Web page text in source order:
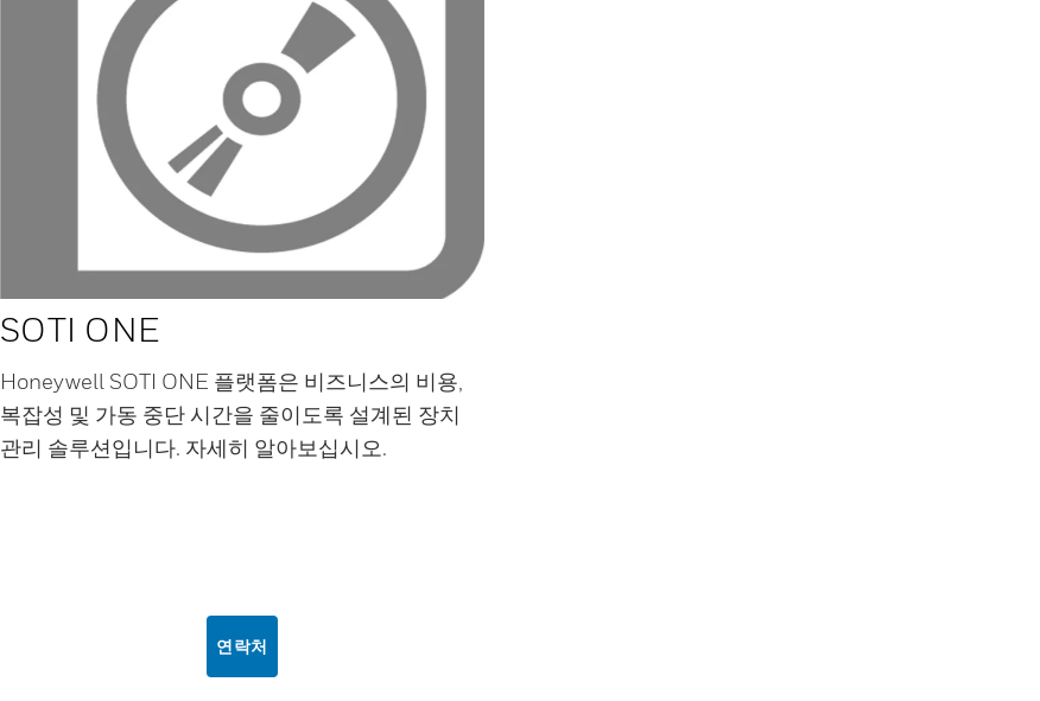
SOTI ONE
Honeywell SOTI ONE 플랫폼은 비즈니스의 비용,
복잡성 및 가동 중단 시간을 줄이도록 설계된 장치
관리 솔루션입니다. 자세히 알아보십시오.
연락처